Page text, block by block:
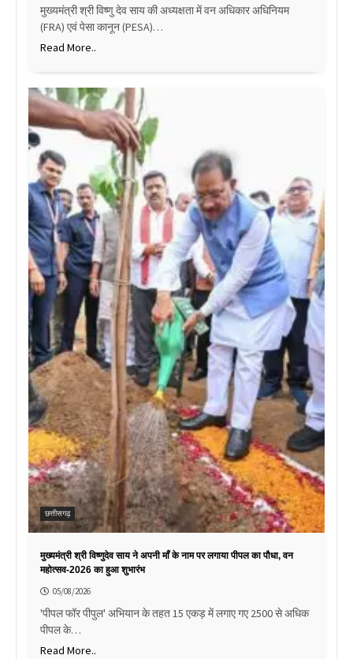
मुख्यमंत्री श्री विष्णु देव साय की अध्यक्षता में वन अधिकार अधिनियम
(FRA) एवं पेसा कानून (PESA)…
Read More..
छत्तीसगढ़
मुख्यमंत्री श्री विष्णुदेव साय ने अपनी माँ के नाम पर लगाया पीपल का पौधा, वन
महोत्सव-2026 का हुआ शुभारंभ
05/08/2026
'पीपल फॉर पीपुल' अभियान के तहत 15 एकड़ में लगाए गए 2500 से अधिक
पीपल के…
Read More..